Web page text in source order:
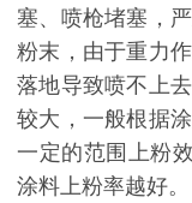
塞、喷枪堵塞，
粉末，由于重力
落地导致喷不上
较大，一般根据
一定的范围上粉
涂料上粉率越好。